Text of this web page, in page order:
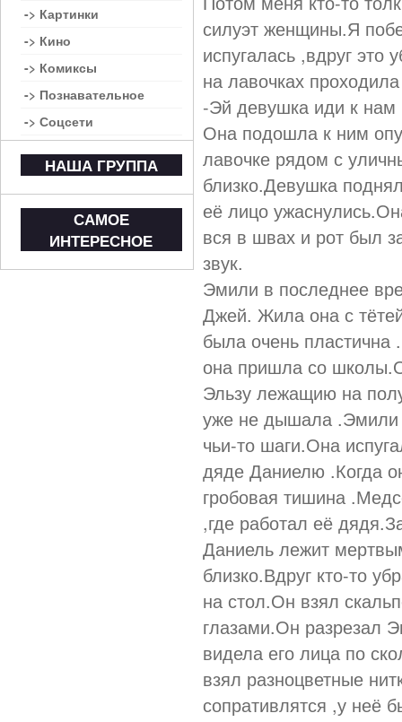
силуэт женщины.Я
испугалась ,вдруг это
на лавочках
-Эй девушка иди к
Она подошла к ним
лавочке рядом с
близко.Девушка
её лицо
вся в швах и рот был
звук.
Эмили в последнее
Джей. Жила она с
была очень
она пришла со
Эльзу лежащию на
уже не дышала .Эмили
чьи-то шаги.Она
дяде Даниелю .Когда
гробовая тишина
,где работал её
Даниель лежит
близко.Вдруг кто-то
на стол.Он взял
глазами.Он разрезал
видела его лица по
взял разноцветные
сопративлятся ,у неё
-> Картинки
-> Кино
-> Комиксы
-> Познавательное
-> Соцсети
НАША ГРУППА
САМОЕ
ИНТЕРЕСНОЕ